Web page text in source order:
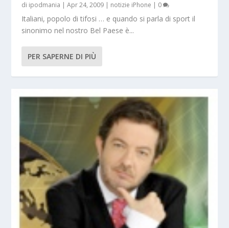
di ipodmania |Apr 24, 2009 | notizie iPhone | 0
Italiani, popolo di tifosi … e quando si parla di sport il
sinonimo nel nostro Bel Paese è...
PER SAPERNE DI PIÙ